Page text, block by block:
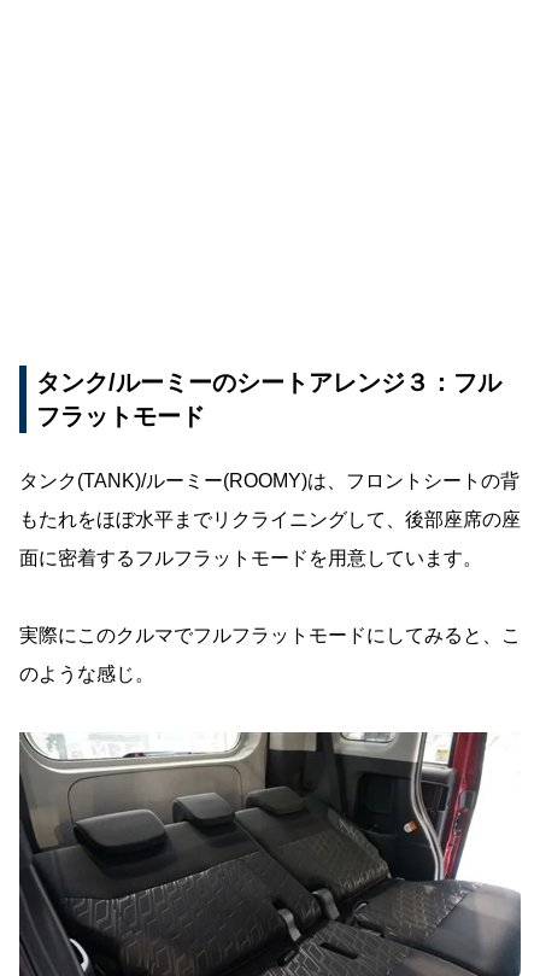
タンク/ルーミーのシートアレンジ３：フル
フラットモード
タンク(TANK)/ルーミー(ROOMY)は、フロントシートの背
もたれをほぼ水平までリクライニングして、後部座席の座
面に密着するフルフラットモードを用意しています。
実際にこのクルマでフルフラットモードにしてみると、こ
のような感じ。